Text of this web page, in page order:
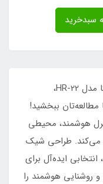
با چراغ کمپینگ مگنتی هوشمند هیسکا مدل HR-22،
مطالعه‌تان ببخشید!
هوشمند، محیطی
می‌کند. طراحی شیک
انتخابی ایده‌آل برای
روشنایی هوشمند را